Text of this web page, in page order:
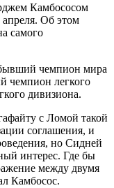
Камбососом
апреля. Об этом
самого
чемпион мира
чемпион легкого
дивизиона.
с Ломой такой
соглашения, и
но Сидней
интерес. Где бы
между двумя
Камбосос.